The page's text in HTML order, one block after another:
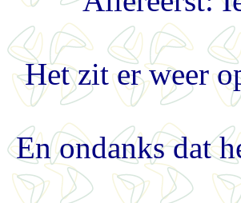
Het zit er weer
En ondanks dat